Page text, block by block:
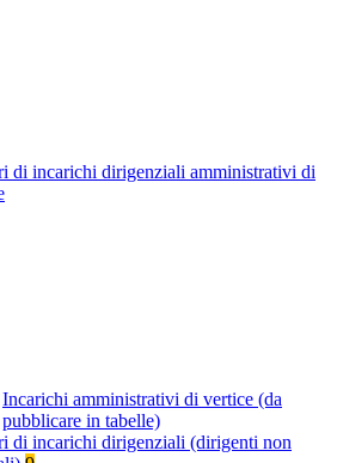
di incarichi dirigenziali amministrativi di
Incarichi amministrativi di vertice (da
pubblicare in tabelle)
di incarichi dirigenziali (dirigenti non